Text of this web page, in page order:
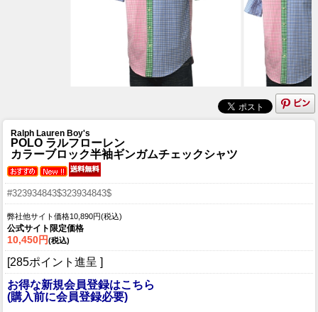
Ralph Lauren Boy's
POLO ラルフローレン
カラーブロック半袖ギンガムチェックシャツ
#323934843$323934843$
弊社他サイト価格10,890円(税込)
公式サイト限定価格
10,450円(税込)
[285ポイント進呈 ]
お得な新規会員登録はこちら
(購入前に会員登録必要)